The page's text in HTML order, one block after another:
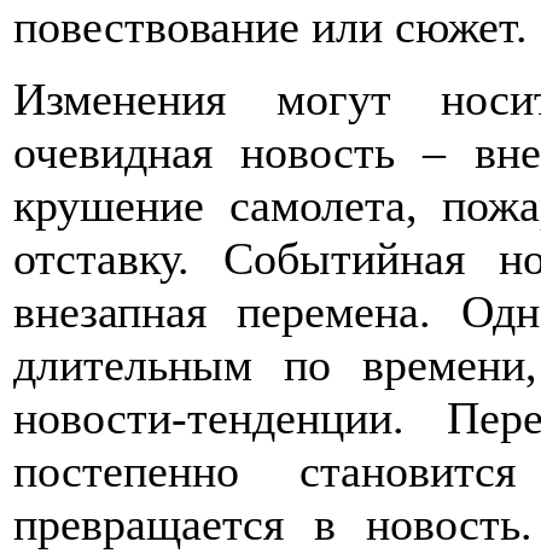
повествование или сюжет.
Изменения могут
очевидная новость –
крушение самолета,
отставку. Событийная
внезапная перемена.
длительным по
новости-тенденции.
постепенно
превращается в